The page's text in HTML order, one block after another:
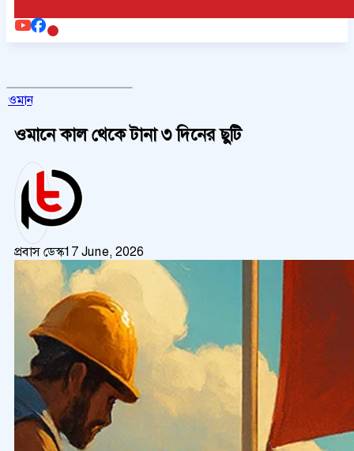
ওমান
ওমানে কাল থেকে টানা ৩ দিনের ছুটি
প্রবাস ডেস্ক17 June, 2026